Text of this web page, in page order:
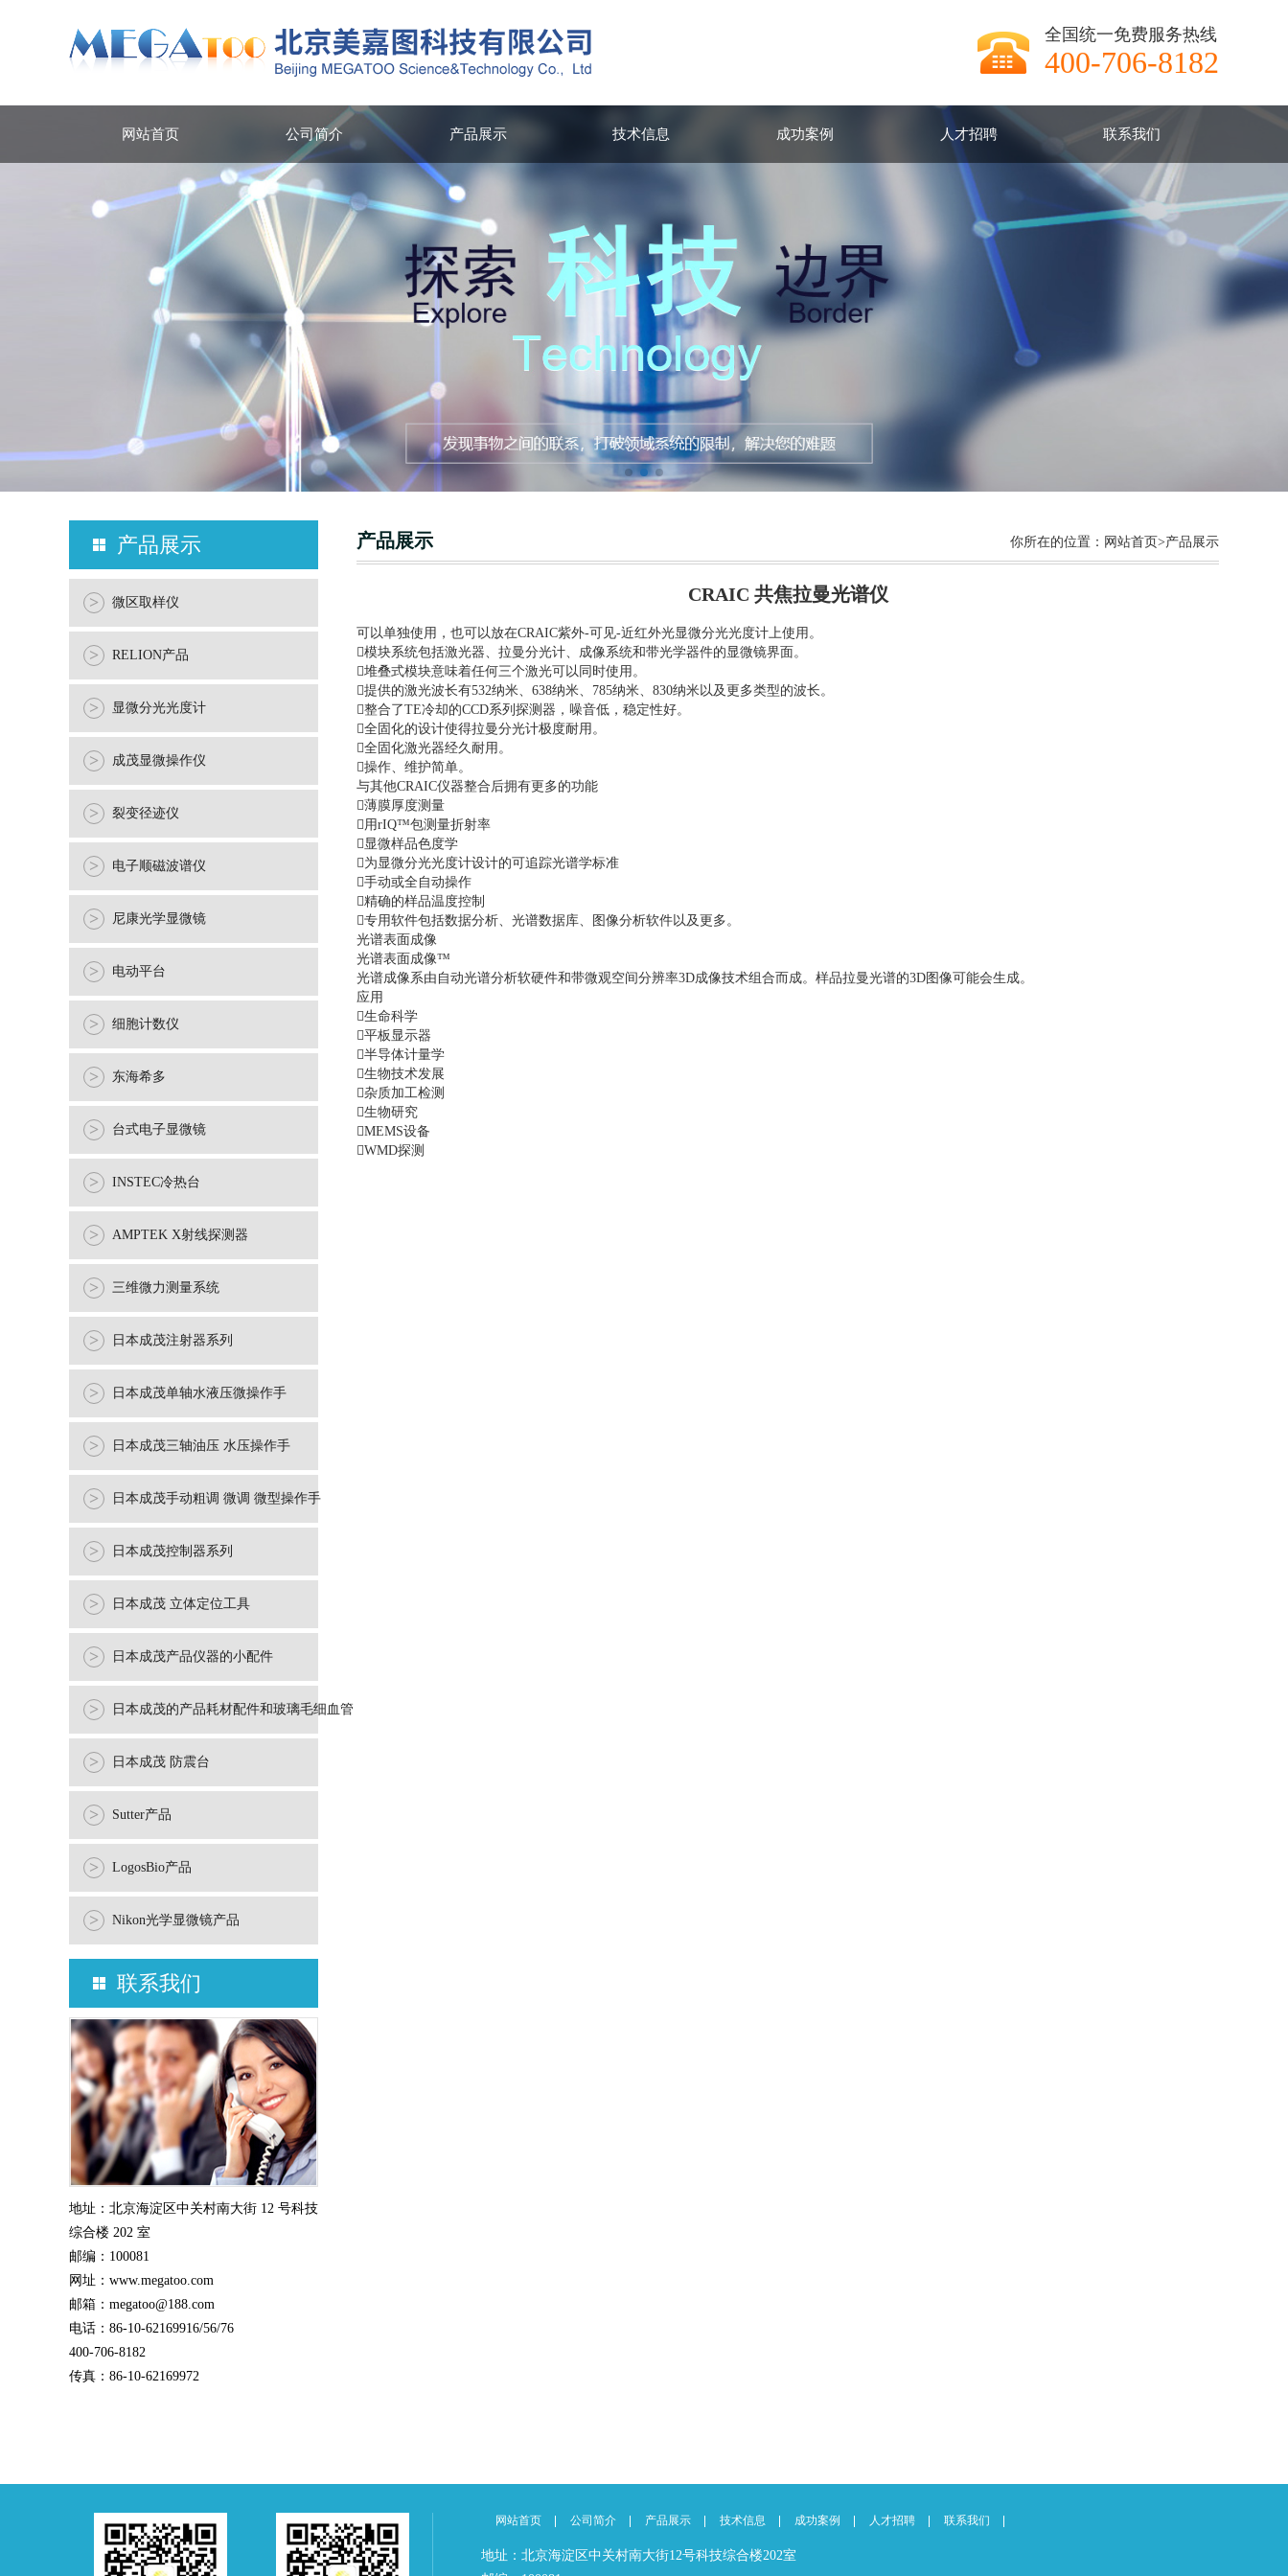
全国统一免费服务热线
400-706-8182
网站首页 公司简介 产品展示 技术信息 成功案例 人才招聘 联系我们
产品展示
> 微区取样仪
> RELION产品
> 显微分光光度计
> 成茂显微操作仪
> 裂变径迹仪
> 电子顺磁波谱仪
> 尼康光学显微镜
> 电动平台
> 细胞计数仪
> 东海希多
> 台式电子显微镜
> INSTEC冷热台
> AMPTEK X射线探测器
> 三维微力测量系统
> 日本成茂注射器系列
> 日本成茂单轴水液压微操作手
> 日本成茂三轴油压 水压操作手
> 日本成茂手动粗调 微调 微型操作手
> 日本成茂控制器系列
> 日本成茂 立体定位工具
> 日本成茂产品仪器的小配件
> 日本成茂的产品耗材配件和玻璃毛细血管
> 日本成茂 防震台
> Sutter产品
> LogosBio产品
> Nikon光学显微镜产品
联系我们
地址：北京海淀区中关村南大街 12 号科技
综合楼 202 室
邮编：100081
网址：www.megatoo.com
邮箱：megatoo@188.com
电话：86-10-62169916/56/76
400-706-8182
传真：86-10-62169972
产品展示 你所在的位置： 网站首页>产品展示
CRAIC 共焦拉曼光谱仪
可以单独使用，也可以放在CRAIC紫外-可见-近红外光显微分光光度计上使用。
模块系统包括激光器、拉曼分光计、成像系统和带光学器件的显微镜界面。
堆叠式模块意味着任何三个激光可以同时使用。
提供的激光波长有532纳米、638纳米、785纳米、830纳米以及更多类型的波长。
整合了TE冷却的CCD系列探测器，噪音低，稳定性好。
全固化的设计使得拉曼分光计极度耐用。
全固化激光器经久耐用。
操作、维护简单。
与其他CRAIC仪器整合后拥有更多的功能
薄膜厚度测量
用rIQ™包测量折射率
显微样品色度学
为显微分光光度计设计的可追踪光谱学标准
手动或全自动操作
精确的样品温度控制
专用软件包括数据分析、光谱数据库、图像分析软件以及更多。
光谱表面成像
光谱表面成像™
光谱成像系由自动光谱分析软硬件和带微观空间分辨率3D成像技术组合而成。样品拉曼光谱的3D图像可能会生成。
应用
生命科学
平板显示器
半导体计量学
生物技术发展
杂质加工检测
生物研究
MEMS设备
WMD探测
网站首页 公司简介 产品展示 技术信息 成功案例 人才招聘 联系我们
地址：北京海淀区中关村南大街12号科技综合楼202室